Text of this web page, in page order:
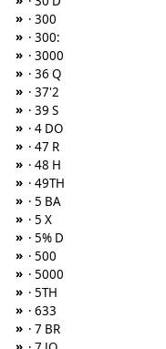
» · 300
» · 300:
» · 3000
» · 36 Q
» · 37'2
» · 39 S
» · 4 DO
» · 47 R
» · 48 H
» · 49TH
» · 5 BA
» · 5 X
» · 5% D
» · 500
» · 5000
» · 5TH
» · 633
» · 7 BR